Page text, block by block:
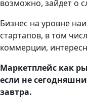
возможно, зайдет о
Бизнес на уровне
стартапов, в том
коммерции,
Маркетплейс как
если не
завтра.